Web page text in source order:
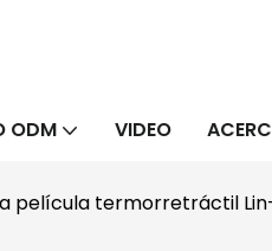
ODM VIDEO
película termorretráctil